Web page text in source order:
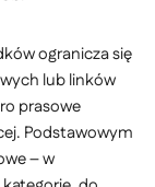
ogranicza się
lub linków
prasowe
Podstawowym
– w